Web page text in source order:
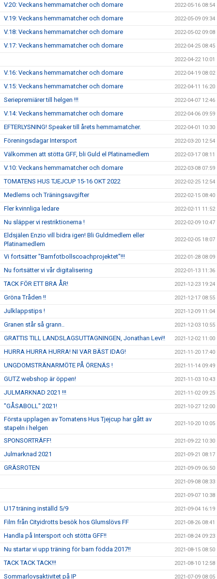
V.20: Veckans hemmamatcher och domare 2022-05-16 08:54
V.19: Veckans hemmamatcher och domare 2022-05-09 09:34
V.18: Veckans hemmamatcher och domare 2022-05-02 09:08
V.17: Veckans hemmamatcher och domare 2022-04-25 08:45
2022-04-22 10:01
V.16: Veckans hemmamatcher och domare 2022-04-19 08:02
V.15: Veckans hemmamatcher och domare 2022-04-11 16:20
Seriepremiärer till helgen !!! 2022-04-07 12:46
V.14: Veckans hemmamatcher och domare 2022-04-06 09:59
EFTERLYSNING! Speaker till årets hemmamatcher. 2022-04-01 10:30
Föreningsdagar Intersport 2022-03-20 12:54
Välkommen att stötta GFF, bli Guld el Platinamedlem 2022-03-17 08:11
V.10: Veckans hemmamatcher och domare 2022-03-08 07:59
TOMATENS HUS TJEJCUP 15-16 OKT 2022 2022-02-25 12:54
Medlems och Träningsavgifter 2022-02-15 08:40
Fler kvinnliga ledare 2022-02-11 11:52
Nu släpper vi restriktionerna ! 2022-02-09 10:47
Eldsjälen Enzio vill bidra igen! Bli Guldmedlem eller
Platinamedlem
2022-02-05 18:07
Vi fortsätter "Barnfotbollscoachprojektet"!!! 2022-01-28 08:09
Nu fortsätter vi vår digitalisering 2022-01-13 11:36
TACK FÖR ETT BRA ÅR! 2021-12-23 19:24
Gröna Tråden !! 2021-12-17 08:55
Julklappstips ! 2021-12-09 11:04
Granen står så grann.. 2021-12-03 10:55
GRATTIS TILL LANDSLAGSUTTAGNINGEN, Jonathan Levi!! 2021-12-02 11:00
HURRA HURRA HURRA! NI VAR BÄST IDAG! 2021-11-20 17:40
UNGDOMSTRÄNARMÖTE PÅ ÖRENÄS ! 2021-11-14 09:49
GUTZ webshop är öppen! 2021-11-03 10:43
JULMARKNAD 2021 !!! 2021-11-02 09:25
"GÅSABOLL" 2021! 2021-10-27 12:00
Första upplagen av Tomatens Hus Tjejcup har gått av
stapeln i helgen
2021-10-20 10:05
SPONSORTRÄFF! 2021-09-22 10:30
Julmarknad 2021 2021-09-21 08:17
GRÄSROTEN 2021-09-09 06:50
2021-09-08 08:33
2021-09-07 10:38
U17 träning inställd 5/9 2021-09-04 16:19
Film från Cityidrotts besök hos Glumslövs FF 2021-08-26 08:41
Handla på Intersport och stötta GFF!! 2021-08-24 09:23
Nu startar vi upp träning för barn födda 2017!! 2021-08-15 08:50
TACK TACK TACK!!! 2021-08-10 12:58
Sommarlovsaktivitet på IP 2021-07-09 08:05